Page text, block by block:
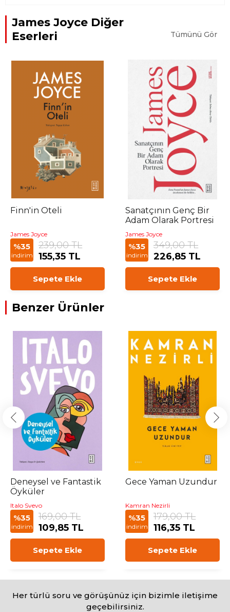
James Joyce Diğer
Eserleri
Tümünü Gör
Finn'in Oteli
James Joyce
%35
indirim
239,00 TL
155,35 TL
Sepete Ekle
Sanatçının Genç Bir
Adam Olarak Portresi
James Joyce
%35
indirim
349,00 TL
226,85 TL
Sepete Ekle
Benzer Ürünler
Deneysel ve Fantastik
Öyküler
Italo Svevo
%35
indirim
169,00 TL
109,85 TL
Sepete Ekle
Gece Yaman Uzundur
Kamran Nezirli
%35
indirim
179,00 TL
116,35 TL
Sepete Ekle
Her türlü soru ve görüşünüz için bizimle iletişime
geçebilirsiniz.